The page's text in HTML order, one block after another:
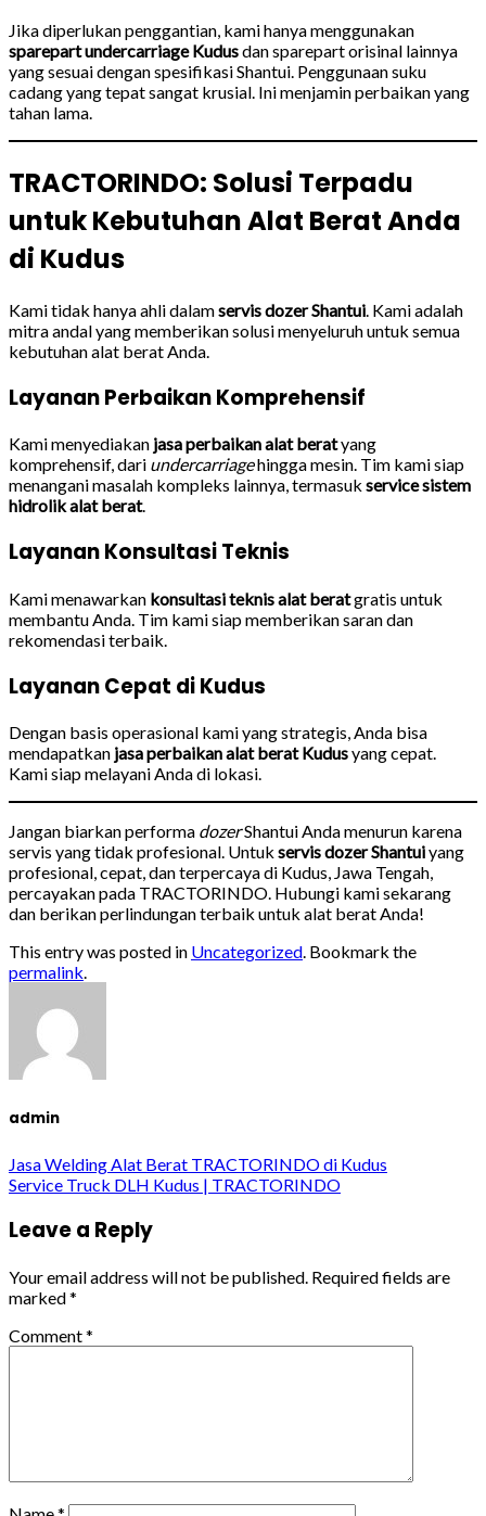
Jika diperlukan penggantian, kami hanya menggunakan
sparepart undercarriage Kudusdan sparepart orisinal lainnya
yang sesuai dengan spesifikasi Shantui. Penggunaan suku
cadang yang tepat sangat krusial. Ini menjamin perbaikan yang
tahan lama.
TRACTORINDO: Solusi Terpadu
untuk Kebutuhan Alat Berat Anda
di Kudus
Kami tidak hanya ahli dalamservis dozer Shantui. Kami adalah
mitra andal yang memberikan solusi menyeluruh untuk semua
kebutuhan alat berat Anda.
Layanan Perbaikan Komprehensif
Kami menyediakan jasa perbaikan alat beratyang
komprehensif, dari undercarriagehingga mesin. Tim kami siap
menangani masalah kompleks lainnya, termasuk service sistem
hidrolik alat berat.
Layanan Konsultasi Teknis
Kami menawarkan konsultasi teknis alat beratgratis untuk
membantu Anda. Tim kami siap memberikan saran dan
rekomendasi terbaik.
Layanan Cepat di Kudus
Dengan basis operasional kami yang strategis, Anda bisa
mendapatkan jasa perbaikan alat berat Kudusyang cepat.
Kami siap melayani Anda di lokasi.
Jangan biarkan performa dozerShantui Anda menurun karena
servis yang tidak profesional. Untuk servis dozer Shantuiyang
profesional, cepat, dan terpercaya di Kudus, Jawa Tengah,
percayakan pada TRACTORINDO. Hubungi kami sekarang
dan berikan perlindungan terbaik untuk alat berat Anda!
This entry was posted in Uncategorized. Bookmark the
permalink.
admin
Jasa Welding Alat Berat TRACTORINDO di Kudus
Service Truck DLH Kudus | TRACTORINDO
Leave a Reply
Your email address will not be published. Required fields are
marked*
Comment*